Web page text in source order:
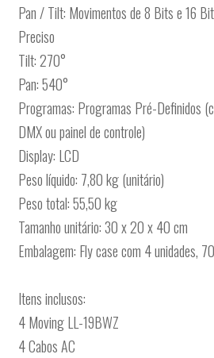
Pan / Tilt: Movimentos de 8 Bits e 16
Preciso
Tilt: 270°
Pan: 540°
Programas: Programas Pré-Definidos
DMX ou painel de controle)
Display: LCD
Peso líquido: 7,80 kg (unitário)
Peso total: 55,50 kg
Tamanho unitário: 30 x 20 x 40 cm
Embalagem: Fly case com 4 unidades,
Itens inclusos:
4 Moving LL-19BWZ
4 Cabos AC